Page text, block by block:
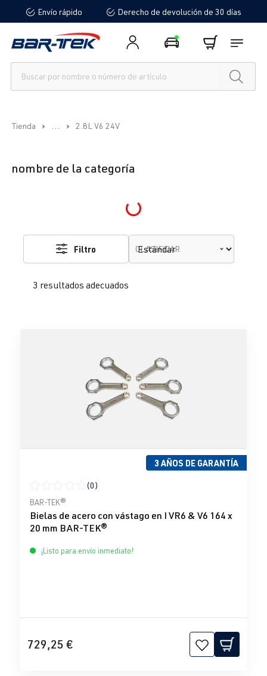
principalEnvío rápido Derecho de devolución de 30 días
Tienda ... 2.8L V6 24V
nombre de la categoría
Loading...
3 resultados adecuados
Filtro CLASIFICAR
3 AÑOS DE GARANTÍA
Calificación promedio de 0 de 5 estrellas
(0)
BAR-TEK®
Bielas de acero con vástago en I VR6 & V6 164 x
20 mm BAR-TEK®
¡Listo para envío inmediato!
729,25 €